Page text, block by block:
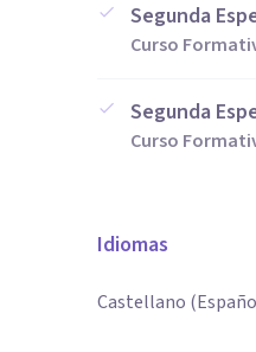
Segunda
Curso
Segunda
Curso
Idiomas
Castellano